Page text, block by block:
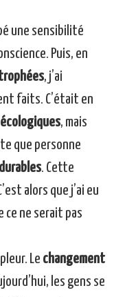
une sensibilité
Puis, en
, j’ai
faits. C’était en
, mais
que personne
. Cette
alors que j’ai eu
ce ne serait pas
Le changement
les gens se